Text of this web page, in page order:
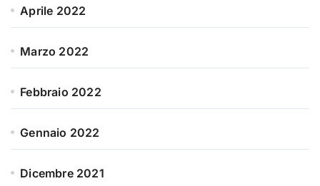
Aprile 2022
Marzo 2022
Febbraio 2022
Gennaio 2022
Dicembre 2021